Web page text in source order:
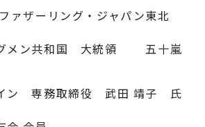
ザーリング・ジャパン東北
メン共和国 大統領 五十嵐
ン 専務取締役 武田 靖子 氏